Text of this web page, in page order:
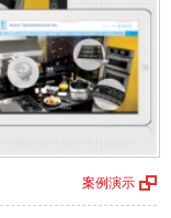
案例演示